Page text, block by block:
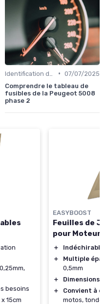
• 07/07/2025
Comprendre le tableau de
fusibles de la Peugeot 5008
phase 2
besoins
15cm
EASYBOOST
Feuilles de
pour Moteurs
＋ Indéchirable
＋
Multiple
0,5mm
＋
Dimensions
＋
Convient à
motos,